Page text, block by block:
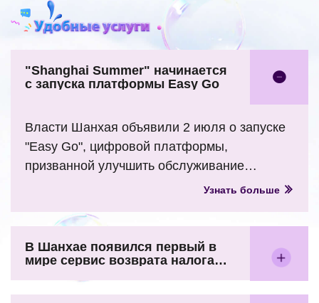
"Shanghai Summer" начинается
с запуска платформы Easy Go
Власти Шанхая объявили 2 июля о запуске
"Easy Go", цифровой платформы,
призванной улучшить обслуживание
иностранных гостей и поддержать въездной
Узнать больше
В Шанхае появился первый в
мире сервис возврата налога